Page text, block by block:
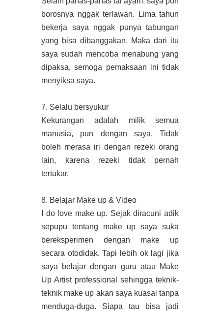
borosnya nggak terlawan. Lima tahun
bekerja saya nggak punya tabungan
yang bisa dibanggakan. Maka dari itu
saya sudah mencoba menabung yang
dipaksa, semoga pemaksaan ini tidak
menyiksa saya.
7. Selalu bersyukur
Kekurangan adalah milik semua
manusia, pun dengan saya. Tidak
boleh merasa iri dengan rezeki orang
lain, karena rezeki tidak pernah
tertukar.
8. Belajar Make up & Video
I do love make up. Sejak diracuni adik
sepupu tentang make up saya suka
bereksperimen dengan make up
secara otodidak. Tapi lebih ok lagi jika
saya belajar dengan guru atau Make
Up Artist professional sehingga teknik-
teknik make up akan saya kuasai tanpa
menduga-duga. Siapa tau bisa jadi